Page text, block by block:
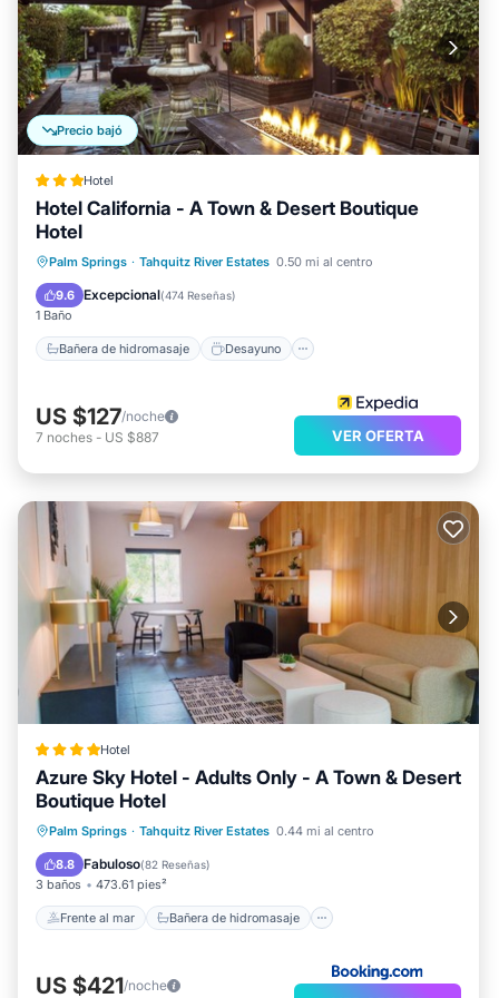
Precio bajó
Hotel
Hotel California - A Town & Desert Boutique
Hotel
Palm Springs · Tahquitz River Estates 0.50 mi al centro
9.6 Excepcional(474 Reseñas)
1 Baño
Bañera de hidromasaje Desayuno
Bañera de hidromasaje
Desayuno
Aparcamiento
US $127/noche
7 noches - US $887 VER OFERTA
Hotel
Azure Sky Hotel - Adults Only - A Town & Desert
Boutique Hotel
Palm Springs · Tahquitz River Estates 0.44 mi al centro
8.8 Fabuloso(82 Reseñas)
3 baños 473.61 pies²
Frente al mar Bañera de hidromasaje
Frente al mar
Bañera de hidromasaje
Desayuno
US $421/noche